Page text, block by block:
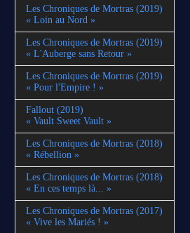
Les Chroniques de Mortras (2019)
« Loin au Nord »
Les Chroniques de Mortras (2019)
« L'Auberge sans Retour »
Les Chroniques de Mortras (2019)
« Pour l'Empire ! »
Fallout (2019)
« Vault Sweet Vault »
Les Chroniques de Mortras (2018)
« Rébellion »
Les Chroniques de Mortras (2018)
« En ces temps là... »
Les Chroniques de Mortras (2017)
« Vive les Mariés ! »